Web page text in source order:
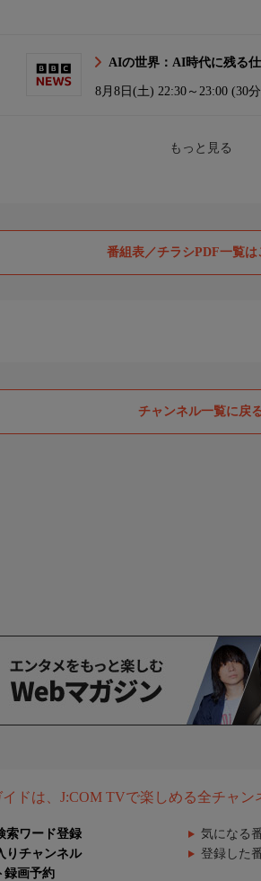
AIの世界：AI時代に残る
8月8日(土) 22:30～23:00 (30
もっと見る
番組表／チラシPDF一覧は
チャンネル一覧に戻
ドは、J:COM TVで楽しめる全チャン
索ワード登録 気になる
りチャンネル 登録した
録画予約